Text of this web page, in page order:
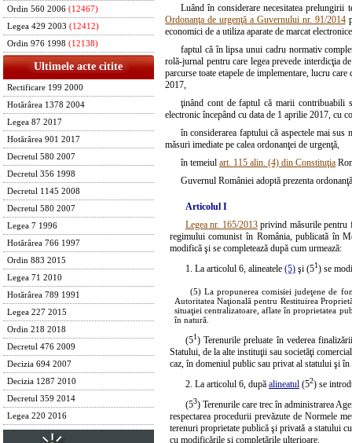
Ordin 560 2006 (12467)
Legea 429 2003 (12412)
Ordin 976 1998 (12138)
Ultimele acte citite
Rectificare 199 2000
Hotărârea 1378 2004
Legea 87 2017
Hotărârea 901 2017
Decretul 580 2007
Decretul 356 1998
Decretul 1145 2008
Decretul 580 2007
Legea 7 1996
Hotărârea 766 1997
Ordin 883 2015
Legea 71 2010
Hotărârea 789 1991
Legea 227 2015
Ordin 218 2018
Decretul 476 2009
Decizia 694 2007
Decizia 1287 2010
Decretul 359 2014
Legea 220 2016
Luând în considerare necesitatea prelungirii
Ordonanţa de urgenţă a Guvernului nr. 91/2014
economici de a utiliza aparate de marcat
faptul că în lipsa unui cadru normativ
rolă-jurnal pentru care legea prevede interdicţia
parcurse toate etapele de implementare, lucru
2017,
ţinând cont de faptul că marii contribuabili
electronic începând cu data de 1 aprilie 2017, cu
în considerarea faptului că aspectele mai sus
măsuri imediate pe calea ordonanţei de urgenţă,
în temeiul art. 115 alin. (4) din Constituţia
Guvernul României adoptă prezenta
Articolul I
Legea nr. 165/2013privind măsurile pentru
regimului comunist în România, publicată în
modifică şi se completează după cum urmează:
1. La articolul 6, alineatele (5) şi (51) se
(5) La propunerea comisiei judeţene de
Autoritatea Naţională pentru Restituirea
situaţiei centralizatoare, aflate în proprietatea
în natură.
(51) Terenurile preluate în vederea
Statului, de la alte instituţii sau societăţi
caz, în domeniul public sau privat al statului şi
2. La articolul 6, după alineatul (52) se
(53) Terenurile care trec în administrarea
respectarea procedurii prevăzute de Normele
terenuri proprietate publică şi privată a statului
cu modificările şi completările ulterioare.